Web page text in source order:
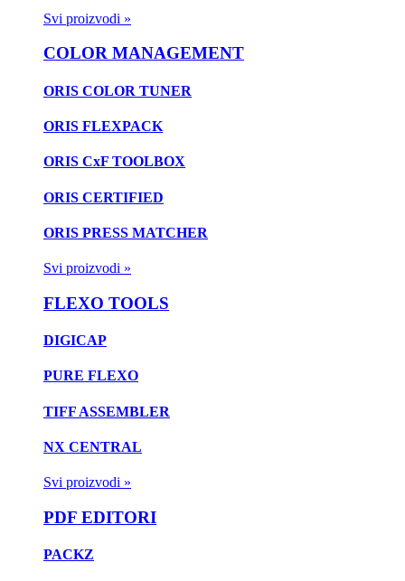
Svi proizvodi »
COLOR MANAGEMENT
ORIS COLOR TUNER
ORIS FLEXPACK
ORIS CxF TOOLBOX
ORIS CERTIFIED
ORIS PRESS MATCHER
Svi proizvodi »
FLEXO TOOLS
DIGICAP
PURE FLEXO
TIFF ASSEMBLER
NX CENTRAL
Svi proizvodi »
PDF EDITORI
PACKZ